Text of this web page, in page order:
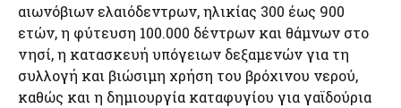
αιωνόβιων ελαιόδεντρων, ηλικίας 300 έως 900
ετών, η φύτευση 100.000 δέντρων και θάμνων στο
νησί, η κατασκευή υπόγειων δεξαμενών για τη
συλλογή και βιώσιμη χρήση του βρόχινου νερού,
καθώς και η δημιουργία καταφυγίου για γαϊδούρια